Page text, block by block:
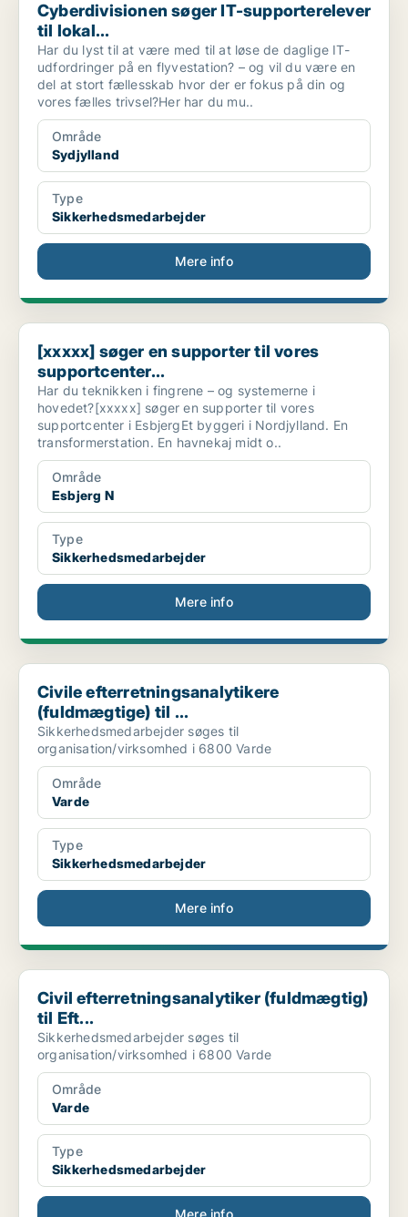
Cyberdivisionen søger IT-supporterelever
til lokal...
Har du lyst til at være med til at løse de daglige IT-
udfordringer på en flyvestation? – og vil du være en
del at stort fællesskab hvor der er fokus på din og
vores fælles trivsel?Her har du mu..
Område
Sydjylland
Type
Sikkerhedsmedarbejder
Mere info
[xxxxx] søger en supporter til vores supportcenter...
[xxxxx] søger en supporter til vores
supportcenter...
Har du teknikken i fingrene – og systemerne i
hovedet?[xxxxx] søger en supporter til vores
supportcenter i EsbjergEt byggeri i Nordjylland. En
transformerstation. En havnekaj midt o..
Område
Esbjerg N
Type
Sikkerhedsmedarbejder
Mere info
Civile efterretningsanalytikere (fuldmægtige) til ...
Civile efterretningsanalytikere
(fuldmægtige) til ...
Sikkerhedsmedarbejder søges til
organisation/virksomhed i 6800 Varde
Område
Varde
Type
Sikkerhedsmedarbejder
Mere info
Civil efterretningsanalytiker (fuldmægtig) til Eft...
Civil efterretningsanalytiker (fuldmægtig)
til Eft...
Sikkerhedsmedarbejder søges til
organisation/virksomhed i 6800 Varde
Område
Varde
Type
Sikkerhedsmedarbejder